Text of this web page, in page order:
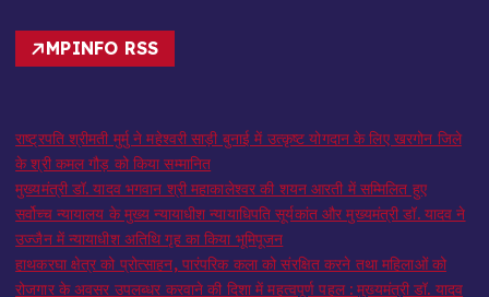
MPINFO RSS
राष्ट्रपति श्रीमती मुर्मु ने महेश्वरी साड़ी बुनाई में उत्कृष्ट योगदान के लिए खरगोन जिले
के श्री कमल गौड़ को किया सम्मानित
मुख्यमंत्री डॉ. यादव भगवान श्री महाकालेश्‍वर की शयन आरती में सम्मिलित हुए
सर्वोच्च न्यायालय के मुख्‍य न्‍यायाधीश न्यायाधिपति सूर्यकांत और मुख्यमंत्री डॉ. यादव ने
उज्जैन में न्यायाधीश अतिथि गृह का किया भूमिपूजन
हाथकरघा क्षेत्र को प्रोत्साहन, पारंपरिक कला को संरक्षित करने तथा महिलाओं को
रोजगार के अवसर उपलब्धर करवाने की दिशा में महत्वपूर्ण पहल : मुख्यमंत्री डॉ. यादव